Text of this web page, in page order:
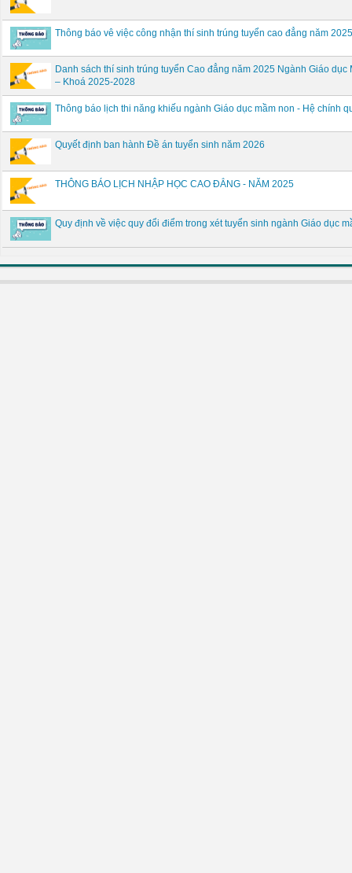
Thông báo vê việc công nhận thí sinh trúng tuyển cao đẳng năm
Danh sách thí sinh trúng tuyển Cao đẳng năm 2025 Ngành Giáo
– Khoá 2025-2028
Thông báo lịch thi năng khiếu ngành Giáo dục mầm non - Hệ chính
Quyết định ban hành Đề án tuyển sinh năm 2026
THÔNG BÁO LỊCH NHẬP HỌC CAO ĐẲNG - NĂM 2025
Quy định về việc quy đổi điểm trong xét tuyển sinh ngành Giáo dục